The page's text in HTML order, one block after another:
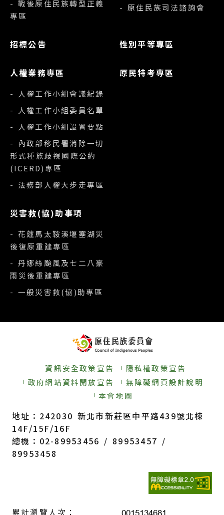
- 戰後原住民族轉型正義
專區
- 原住民族司法諮詢會
招標公告 性別平等專區
人權業務專區
- 人權工作小組會議紀錄
- 人權工作小組委員名單
- 人權工作小組設置要點
- 內政部移民署消除一切
形式種族歧視國際公約
(ICERD)專區
- 法務部人權大步走專區
原民特考專區
災害救(協)助事項
- 花蓮馬太鞍溪堰塞湖災
後復原重建專區
- 丹娜絲颱風及七二八豪
雨災後重建專區
- 一般災害救(協)助專區
資訊安全政策宣告
隱私權政策宣告
政府網站資料開放宣告
無障礙網頁設計說明
本會地圖
地址：242030 新北市新莊區中平路439號北棟
14F/15F/16F
總機：02-89953456 / 89953457 /
89953458
累計瀏覽人次：